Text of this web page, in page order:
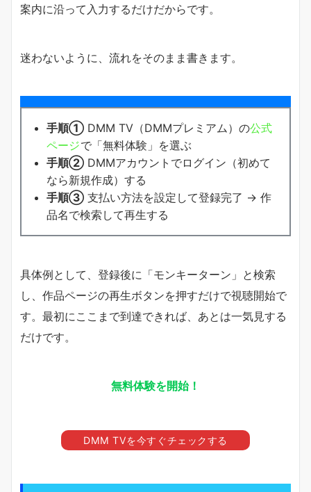
案内に沿って入力するだけだからです。
迷わないように、流れをそのまま書きます。
手順① DMM TV（DMMプレミアム）の公式
ページで「無料体験」を選ぶ
手順② DMMアカウントでログイン（初めて
なら新規作成）する
手順③ 支払い方法を設定して登録完了 → 作
品名で検索して再生する
具体例として、登録後に「モンキーターン」と検索
し、作品ページの再生ボタンを押すだけで視聴開始で
す。最初にここまで到達できれば、あとは一気見する
だけです。
無料体験を開始！
DMM TVを今すぐチェックする